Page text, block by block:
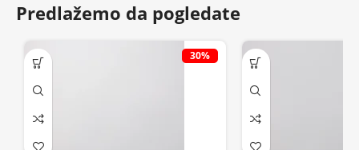
Predlažemo da pogledate
30%